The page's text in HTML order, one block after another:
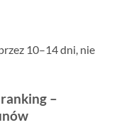
10–14 dni, nie
–